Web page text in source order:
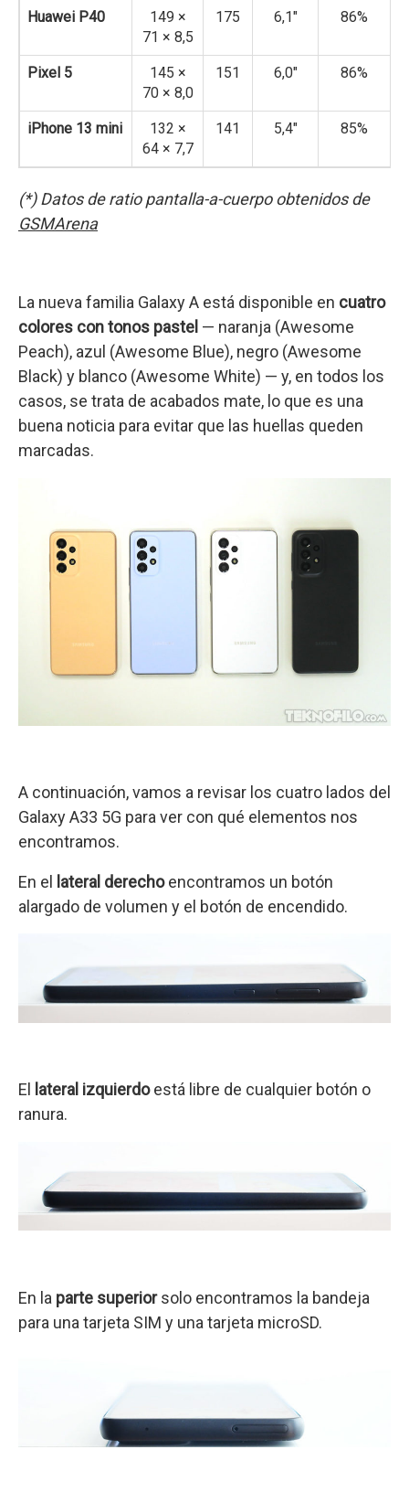
Huawei P40
149 ×
71 × 8,5
175 6,1″ 86%
Pixel 5
145 ×
70 × 8,0
151 6,0″ 86%
iPhone 13 mini
132 ×
64 × 7,7
141 5,4″ 85%
(*) Datos de ratio pantalla-a-cuerpo obtenidos de
GSMArena
La nueva familia Galaxy A está disponible en cuatro
colores con tonos pastel — naranja (Awesome
Peach), azul (Awesome Blue), negro (Awesome
Black) y blanco (Awesome White) — y, en todos los
casos, se trata de acabados mate, lo que es una
buena noticia para evitar que las huellas queden
marcadas.
A continuación, vamos a revisar los cuatro lados del
Galaxy A33 5G para ver con qué elementos nos
encontramos.
En el lateral derechoencontramos un botón
alargado de volumen y el botón de encendido.
El lateral izquierdoestá libre de cualquier botón o
ranura.
En la parte superiorsolo encontramos la bandeja
para una tarjeta SIM y una tarjeta microSD.